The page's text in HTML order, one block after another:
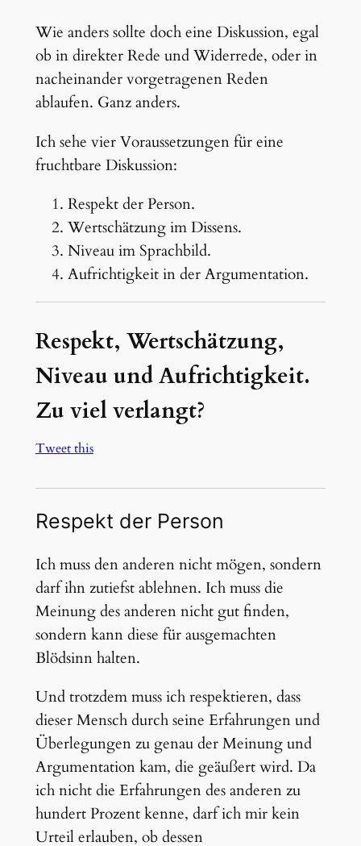
Wie anders sollte doch eine Diskussion, egal
ob in direkter Rede und Widerrede, oder in
nacheinander vorgetragenen Reden
ablaufen. Ganz anders.
Ich sehe vier Voraussetzungen für eine
fruchtbare Diskussion:
Respekt der Person.
Wertschätzung im Dissens.
Niveau im Sprachbild.
Aufrichtigkeit in der Argumentation.
Respekt, Wertschätzung,
Niveau und Aufrichtigkeit.
Zu viel verlangt?
Tweet this
Respekt der Person
Ich muss den anderen nicht mögen, sondern
darf ihn zutiefst ablehnen. Ich muss die
Meinung des anderen nicht gut finden,
sondern kann diese für ausgemachten
Blödsinn halten.
Und trotzdem muss ich respektieren, dass
dieser Mensch durch seine Erfahrungen und
Überlegungen zu genau der Meinung und
Argumentation kam, die geäußert wird. Da
ich nicht die Erfahrungen des anderen zu
hundert Prozent kenne, darf ich mir kein
Urteil erlauben, ob dessen